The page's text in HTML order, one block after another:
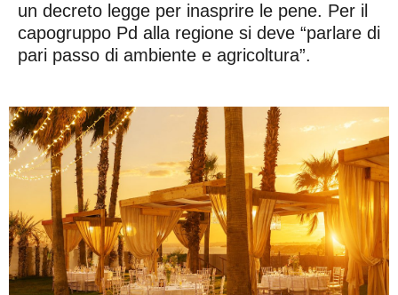
un decreto legge per inasprire le pene. Per il
capogruppo Pd alla regione si deve “parlare di
pari passo di ambiente e agricoltura”.